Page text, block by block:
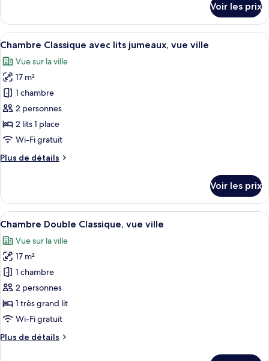
vue
ville
le
type
de
Chambre
Double
Affaires,
vue
ville
Voir les prix
Afficher
toutes
les
photos
pour
ce
type
de
chambre :
Chambre
lits
jumeaux,
vue
ville
Une chambre d’hôtel avec un grand
3
Chambre Classique avec lits jumeaux, vue ville
Vue sur la ville
17 m²
1 chambre
2 personnes
2 lits 1 place
Wi-Fi gratuit
Plus de détails
Plus
le
type
de
Chambre
Classique
avec
lits
jumeaux,
vue
ville
Voir les prix
Afficher
toutes
les
photos
pour
ce
type
de
chambre :
Chambre
Bureau, espace de travail pour
4
Chambre Double Classique, vue ville
Vue sur la ville
17 m²
1 chambre
2 personnes
1 très grand lit
Wi-Fi gratuit
Plus de détails
Plus